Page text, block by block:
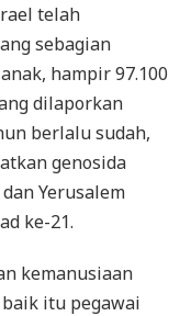
telah
sebagian
hampir 97.100
dilaporkan
berlalu sudah,
genosida
Yerusalem
ke-21.
kemanusiaan
itu pegawai